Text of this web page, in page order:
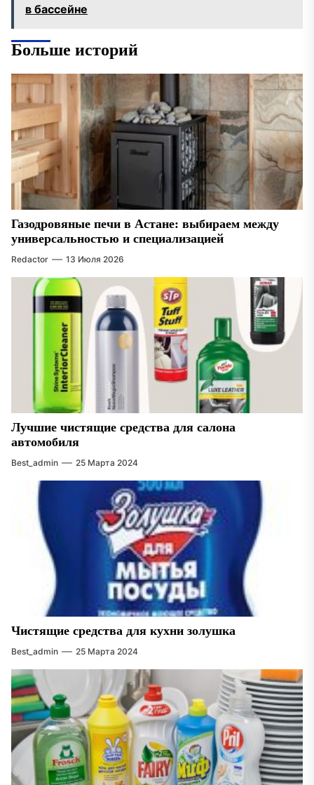
в бассейне
Больше историй
Газодровяные печи в Астане: выбираем между
универсальностью и специализацией
Redactor 13 Июля 2026
Лучшие чистящие средства для салона
автомобиля
Best_admin 25 Марта 2024
Чистящие средства для кухни золушка
Best_admin 25 Марта 2024